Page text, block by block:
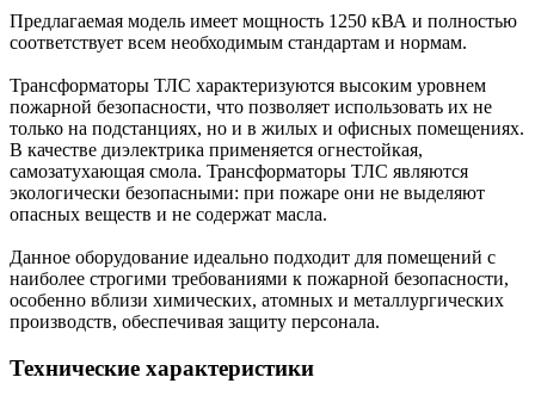
Предлагаемая модель имеет мощность 1250 кВА и полностью
соответствует всем необходимым стандартам и нормам.
Трансформаторы ТЛС характеризуются высоким уровнем
пожарной безопасности, что позволяет использовать их не
только на подстанциях, но и в жилых и офисных помещениях.
В качестве диэлектрика применяется огнестойкая,
самозатухающая смола. Трансформаторы ТЛС являются
экологически безопасными: при пожаре они не выделяют
опасных веществ и не содержат масла.
Данное оборудование идеально подходит для помещений с
наиболее строгими требованиями к пожарной безопасности,
особенно вблизи химических, атомных и металлургических
производств, обеспечивая защиту персонала.
Технические характеристики